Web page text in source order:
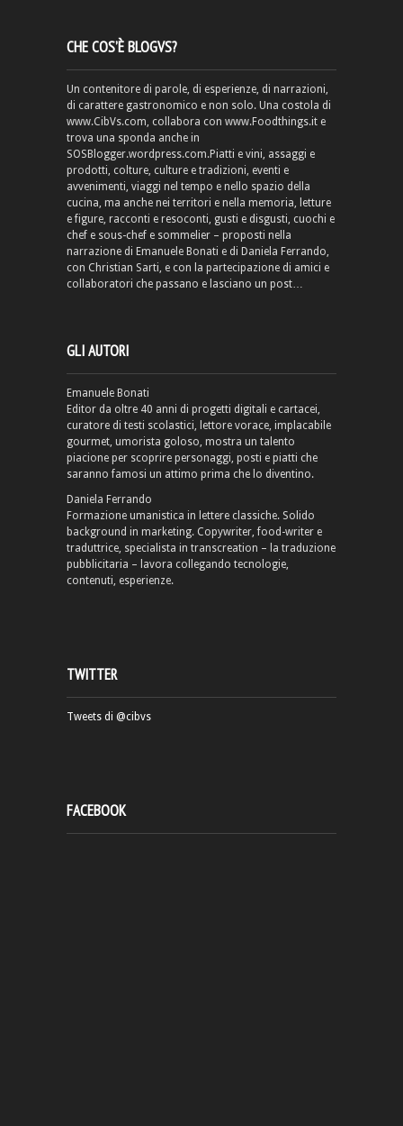
CHE COS’È BLOGVS?
Un contenitore di parole, di esperienze, di narrazioni,
di carattere gastronomico e non solo. Una costola di
www.CibVs.com, collabora con www.Foodthings.it e
trova una sponda anche in
SOSBlogger.wordpress.com.Piatti e vini, assaggi e
prodotti, colture, culture e tradizioni, eventi e
avvenimenti, viaggi nel tempo e nello spazio della
cucina, ma anche nei territori e nella memoria, letture
e figure, racconti e resoconti, gusti e disgusti, cuochi e
chef e sous-chef e sommelier – proposti nella
narrazione di Emanuele Bonati e di Daniela Ferrando,
con Christian Sarti, e con la partecipazione di amici e
collaboratori che passano e lasciano un post…
GLI AUTORI
Emanuele Bonati
Editor da oltre 40 anni di progetti digitali e cartacei,
curatore di testi scolastici, lettore vorace, implacabile
gourmet, umorista goloso, mostra un talento
piacione per scoprire personaggi, posti e piatti che
saranno famosi un attimo prima che lo diventino.
Daniela Ferrando
Formazione umanistica in lettere classiche. Solido
background in marketing. Copywriter, food-writer e
traduttrice, specialista in transcreation – la traduzione
pubblicitaria – lavora collegando tecnologie,
contenuti, esperienze.
TWITTER
Tweets di @cibvs
FACEBOOK